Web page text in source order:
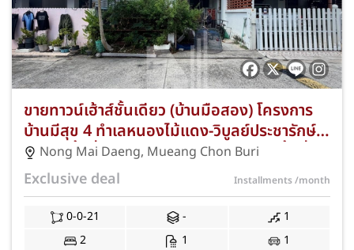
ขายทาวน์เฮ้าส์ชั้นเดียว (บ้านมือสอง) โครงการ
บ้านมีสุข 4 ทำเลหนองไม้แดง-วิบูลย์ประชารักษ์
ชลบุรี เนื้อที่ 21 ตร.ว. 2 ห้องนอน 1 ห้องน้ำ ที่
จอดรถ 1 คัน ทำเลทองใกล้นิคมอมตะซิตี้ ชลบุรี
มหาวิทยาลัยศรีปทุม ชลบุรี และทางด่วน
มอเตอร์เวย์ สาย 7 พร้อมฟรีค่าธรรมเนียมการ
โอนและค่าจดจำนอง JS-410
Nong Mai Daeng, Mueang Chon Buri
Exclusive deal Installments/month
0-0-21 -
1
2
1 1